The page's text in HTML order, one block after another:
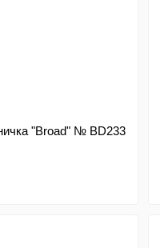
"Broad" № BD233